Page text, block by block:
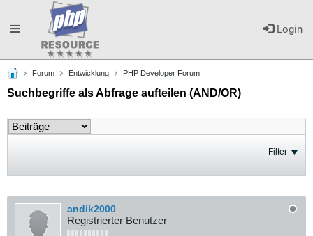
Login
Toggle
navigation
Forum Entwicklung PHP Developer Forum
Suchbegriffe als Abfrage aufteilen (AND/OR)
Filter
andik2000
Registrierter Benutzer